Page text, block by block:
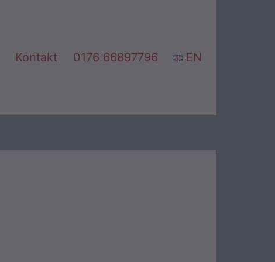
Menü
Kontakt 0176 66897796 EN